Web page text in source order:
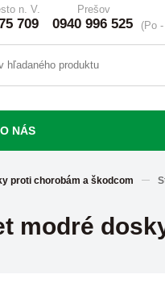
n. V.
709
Prešov
0940 996 525 (Po
O NÁS
proti chorobám a škodcom
modré